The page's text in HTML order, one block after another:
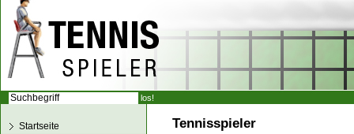
Tennisspieler
Startseite
los!